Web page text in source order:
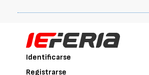
Identificarse
Registrarse